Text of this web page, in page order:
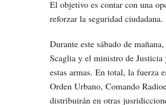
El objetivo es contar con una
reforzar la seguridad ciudadana.
Durante este sábado de
Scaglia y el ministro de
estas armas. En total, la fuerza
Orden Urbano, Comando
distribuirán en otras